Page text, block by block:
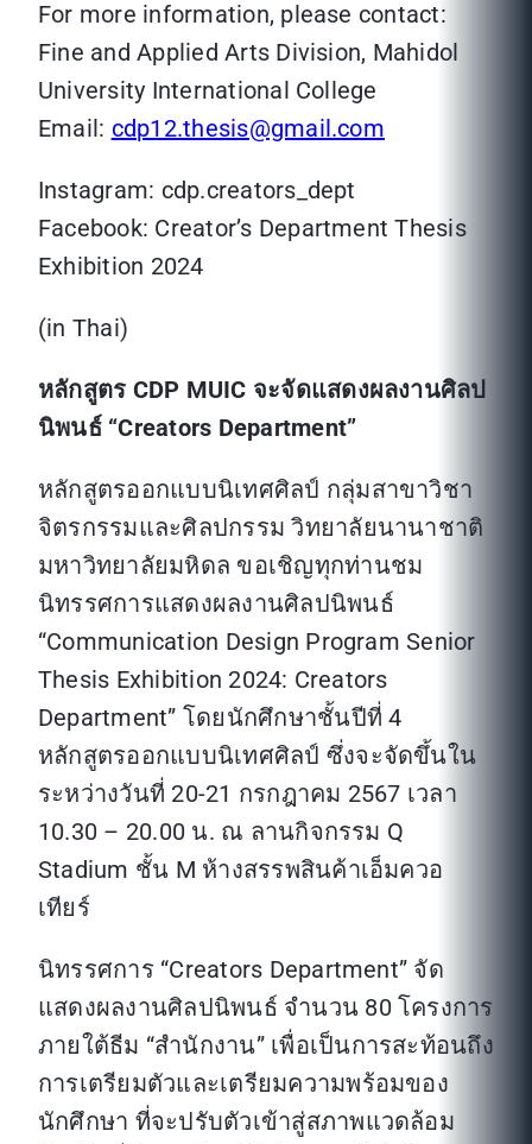
For more information, please contact:
Fine and Applied Arts Division, Mahidol
University International College
Email: cdp12.thesis@gmail.com
Instagram: cdp.creators_dept
Facebook: Creator’s Department Thesis
Exhibition 2024
(in Thai)
หลักสูตร CDP MUIC จะจัดแสดงผลงานศิลป
นิพนธ์ “Creators Department”
หลักสูตรออกแบบนิเทศศิลป์ กลุ่มสาขาวิชา
จิตรกรรมและศิลปกรรม วิทยาลัยนานาชาติ
มหาวิทยาลัยมหิดล ขอเชิญทุกท่านชม
นิทรรศการแสดงผลงานศิลปนิพนธ์
“Communication Design Program Senior
Thesis Exhibition 2024: Creators
Department” โดยนักศึกษาชั้นปีที่ 4
หลักสูตรออกแบบนิเทศศิลป์ ซึ่งจะจัดขึ้นใน
ระหว่างวันที่ 20-21 กรกฎาคม 2567 เวลา
10.30 – 20.00 น. ณ ลานกิจกรรม Q
Stadium ชั้น M ห้างสรรพสินค้าเอ็มควอ
เทียร์
นิทรรศการ “Creators Department” จัด
แสดงผลงานศิลปนิพนธ์ จำนวน 80 โครงการ
ภายใต้ธีม “สำนักงาน” เพื่อเป็นการสะท้อนถึง
การเตรียมตัวและเตรียมความพร้อมของ
นักศึกษา ที่จะปรับตัวเข้าสู่สภาพแวดล้อม